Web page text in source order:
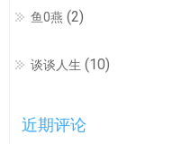
鱼0燕 (2)
谈谈人生 (10)
近期评论